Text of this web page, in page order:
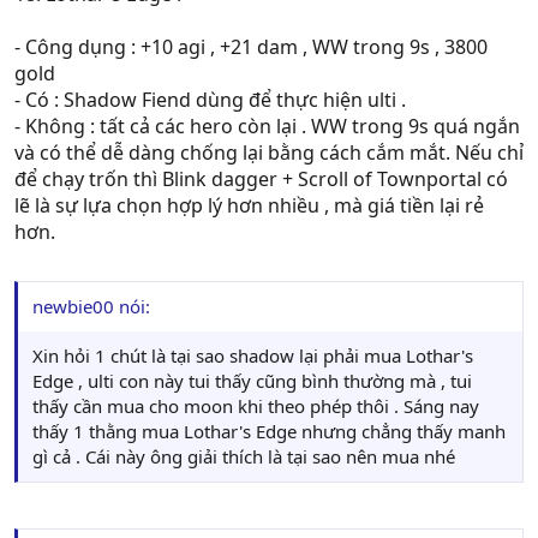
- Công dụng : +10 agi , +21 dam , WW trong 9s , 3800
gold
- Có : Shadow Fiend dùng để thực hiện ulti .
- Không : tất cả các hero còn lại . WW trong 9s quá ngắn
và có thể dễ dàng chống lại bằng cách cắm mắt. Nếu chỉ
để chạy trốn thì Blink dagger + Scroll of Townportal có
lẽ là sự lựa chọn hợp lý hơn nhiều , mà giá tiền lại rẻ
hơn.
newbie00 nói:
Xin hỏi 1 chút là tại sao shadow lại phải mua Lothar's
Edge , ulti con này tui thấy cũng bình thường mà , tui
thấy cần mua cho moon khi theo phép thôi . Sáng nay
thấy 1 thằng mua Lothar's Edge nhưng chẳng thấy manh
gì cả . Cái này ông giải thích là tại sao nên mua nhé